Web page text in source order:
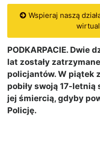
Wspieraj naszą
PODKARPACIE. Dwie
lat zostały
policjantów. W piątek
pobiły swoją 17-letnią
jej śmiercią, gdyby
Policję.